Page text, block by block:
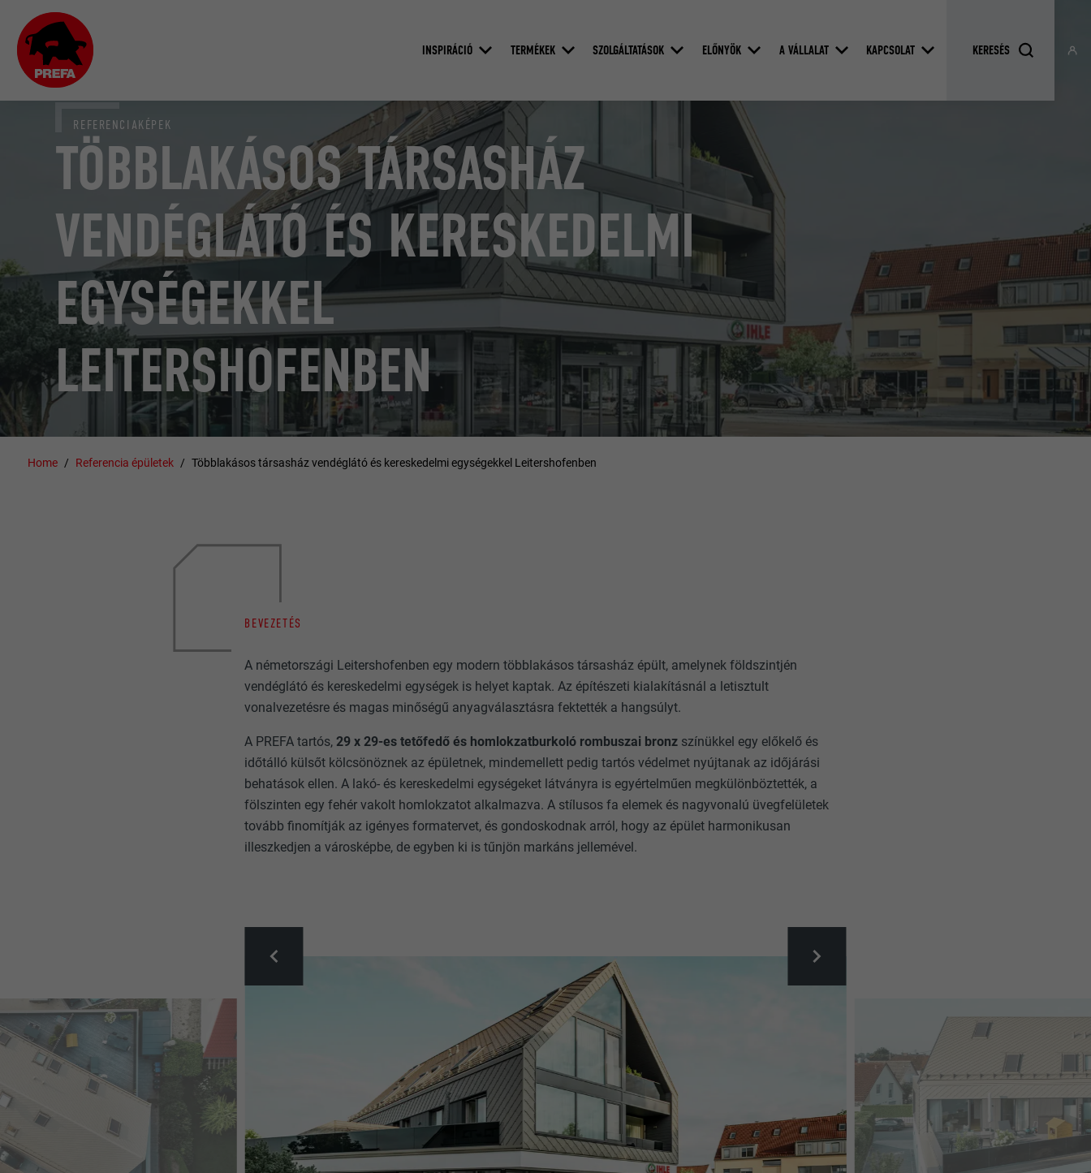
INSPIRÁCIÓ TERMÉKEK SZOLGÁLTATÁSOK ELŐNYÖK A VÁLLALAT KAPCSOLAT
TÖBBLAKÁSOS TÁRSASHÁZ
VENDÉGLÁTÓ ÉS KERESKEDELMI
EGYSÉGEKKEL
LEITERSHOFENBEN
REFERENCIAKÉPEK
Home Referencia épületek Többlakásos társasház vendéglátó és kereskedelmi egységekkel Leitershofenben
BEVEZETÉS
A németországi Leitershofenben egy modern többlakásos társasház épült, amelynek földszintjén
vendéglátó és kereskedelmi egységek is helyet kaptak. Az építészeti kialakításnál a letisztult
vonalvezetésre és magas minőségű anyagválasztásra fektették a hangsúlyt.
A PREFA tartós,29 x 29-es tetőfedő és homlokzatburkoló rombuszai bronz színükkel egy előkelő és
időtálló külsőt kölcsönöznek az épületnek, mindemellett pedig tartós védelmet nyújtanak az időjárási
behatások ellen. A lakó- és kereskedelmi egységeket látványra is egyértelműen megkülönböztették, a
fölszinten egy fehér vakolt homlokzatot alkalmazva. A stílusos fa elemek és nagyvonalú üvegfelületek
tovább finomítják az igényes formatervet, és gondoskodnak arról, hogy az épület harmonikusan
illeszkedjen a városképbe, de egyben ki is tűnjön markáns jellemével.